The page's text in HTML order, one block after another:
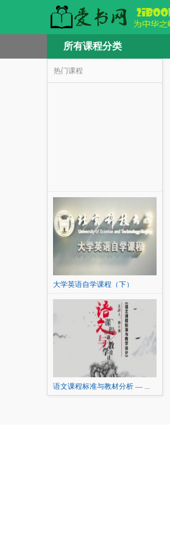
所有课程分类
热门课程
大学英语自学课程（下）
语文课程标准与教材分析 — ...